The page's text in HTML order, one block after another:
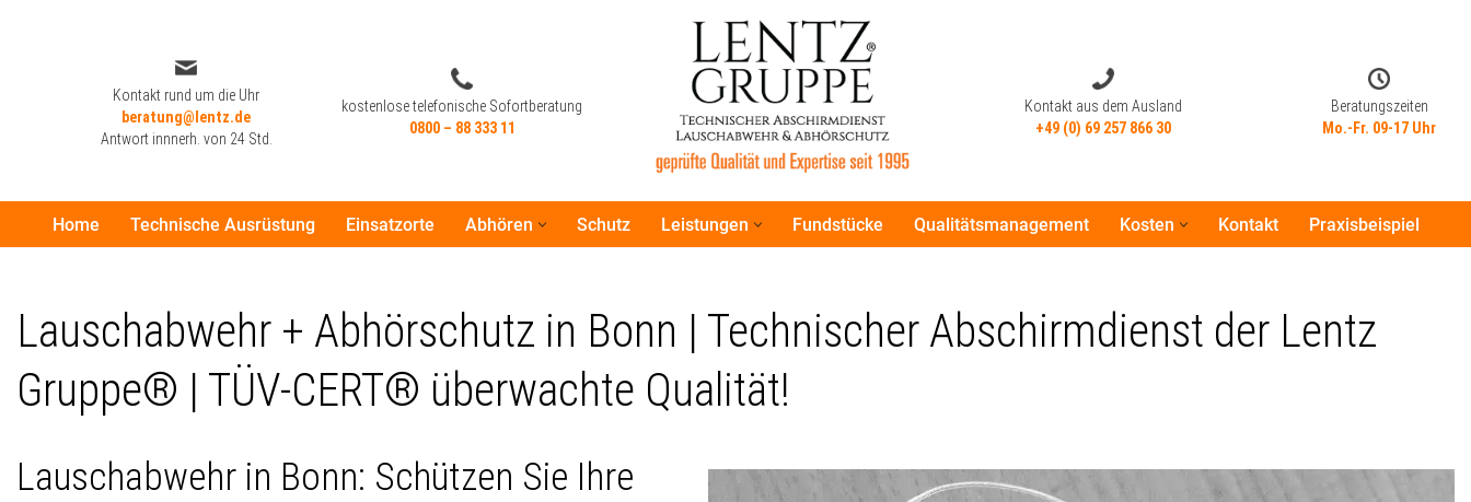
Kontakt rund um die Uhr
beratung@lentz.de
Antwort innnerh. von 24 Std.
kostenlose telefonische Sofortberatung
0800 – 88 333 11
Beratungszeiten
Mo.-Fr. 09-17 Uhr
Kontakt aus dem Ausland
+49 (0) 69 257 866 30
Kontakt rund um die Uhr
Home Technische Ausrüstung Einsatzorte Abhören Schutz Leistungen Fundstücke Qualitätsmanagement Kosten Kontakt Praxisbeispiel
Lauschabwehr + Abhörschutz in Bonn | Technischer Abschirmdienst der Lentz
Gruppe® | TÜV-CERT® überwachte Qualität!
Lauschabwehr in Bonn: Schützen Sie Ihre